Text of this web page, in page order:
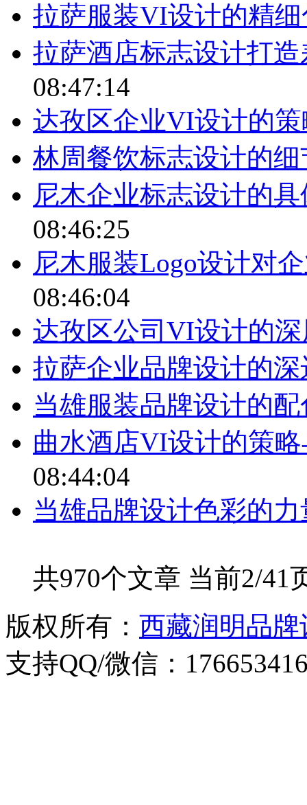
拉萨服装VI设计的精
拉萨酒店标志设计打
08:47:14
达孜区企业VI设计的
林周餐饮标志设计的
尼木企业标志设计的
08:46:25
尼木服装Logo设计对
08:46:04
达孜区公司VI设计的
拉萨企业品牌设计的
当雄服装品牌设计的
曲水酒店VI设计的策
08:44:04
当雄品牌设计色彩的
共970个文章 当前2/41
版权所有： 西藏润明品
支持QQ/微信：